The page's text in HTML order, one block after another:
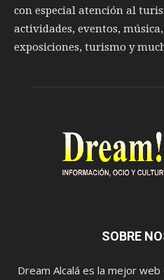
con especial atención al
actividades, eventos,
exposiciones, turismo y
SOBRE
Dream Alcalá es la mejor